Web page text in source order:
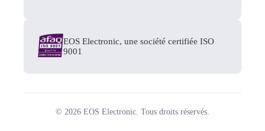
EOS Electronic, une société certifiée ISO
9001
© 2026 EOS Electronic. Tous droits réservés.